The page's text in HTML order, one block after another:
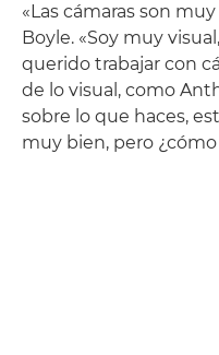
«Las cámaras son
Boyle. «Soy muy
querido trabajar con
de lo visual, como
sobre lo que haces,
muy bien, pero